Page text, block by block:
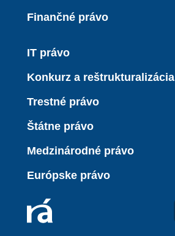
Finančné právo
IT právo
Konkurz a reštrukturalizácia
Trestné právo
Štátne právo
Medzinárodné právo
Európske právo